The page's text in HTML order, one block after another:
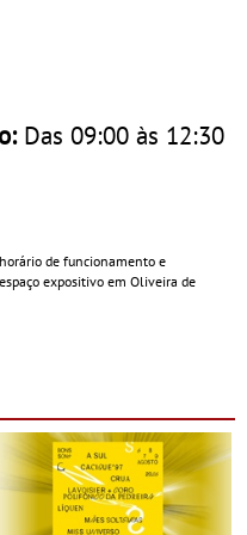
Das 09:00 às 12:30
de funcionamento e
expositivo em Oliveira de